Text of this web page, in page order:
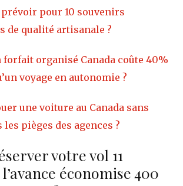
prévoir pour 10 souvenirs
de qualité artisanale ?
forfait organisé Canada coûte 40%
voyage en autonomie ?
une voiture au Canada sans
pièges des agences ?
votre vol 11
économise 400